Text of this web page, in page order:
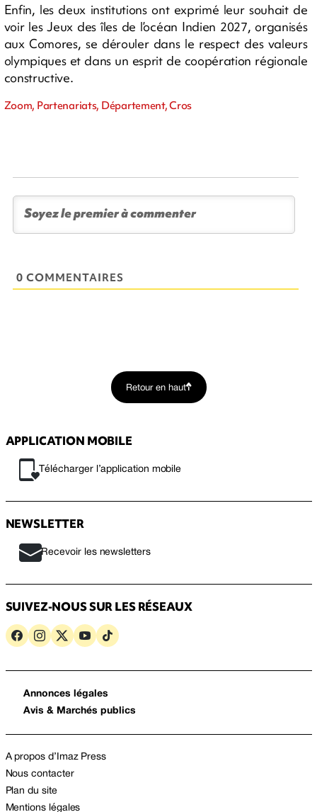
Enfin, les deux institutions ont exprimé leur souhait de
voir les Jeux des îles de l’océan Indien 2027, organisés
aux Comores, se dérouler dans le respect des valeurs
olympiques et dans un esprit de coopération régionale
constructive.
Zoom, Partenariats, Département, Cros
0 COMMENTAIRES
Retour en haut
APPLICATION MOBILE
Télécharger l’application mobile
NEWSLETTER
Recevoir les newsletters
SUIVEZ-NOUS SUR LES RÉSEAUX
Annonces légales
Avis & Marchés publics
A propos d’Imaz Press
Nous contacter
Plan du site
Mentions légales